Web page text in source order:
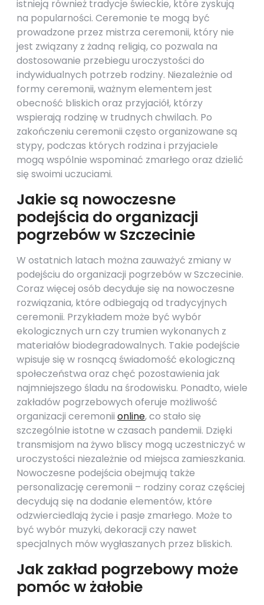
istnieją również tradycje świeckie, które zyskują
na popularności. Ceremonie te mogą być
prowadzone przez mistrza ceremonii, który nie
jest związany z żadną religią, co pozwala na
dostosowanie przebiegu uroczystości do
indywidualnych potrzeb rodziny. Niezależnie od
formy ceremonii, ważnym elementem jest
obecność bliskich oraz przyjaciół, którzy
wspierają rodzinę w trudnych chwilach. Po
zakończeniu ceremonii często organizowane są
stypy, podczas których rodzina i przyjaciele
mogą wspólnie wspominać zmarłego oraz dzielić
się swoimi uczuciami.
Jakie są nowoczesne
podejścia do organizacji
pogrzebów w Szczecinie
W ostatnich latach można zauważyć zmiany w
podejściu do organizacji pogrzebów w Szczecinie.
Coraz więcej osób decyduje się na nowoczesne
rozwiązania, które odbiegają od tradycyjnych
ceremonii. Przykładem może być wybór
ekologicznych urn czy trumien wykonanych z
materiałów biodegradowalnych. Takie podejście
wpisuje się w rosnącą świadomość ekologiczną
społeczeństwa oraz chęć pozostawienia jak
najmniejszego śladu na środowisku. Ponadto, wiele
zakładów pogrzebowych oferuje możliwość
organizacji ceremonii online, co stało się
szczególnie istotne w czasach pandemii. Dzięki
transmisjom na żywo bliscy mogą uczestniczyć w
uroczystości niezależnie od miejsca zamieszkania.
Nowoczesne podejścia obejmują także
personalizację ceremonii – rodziny coraz częściej
decydują się na dodanie elementów, które
odzwierciedlają życie i pasje zmarłego. Może to
być wybór muzyki, dekoracji czy nawet
specjalnych mów wygłaszanych przez bliskich.
Jak zakład pogrzebowy może
pomóc w żałobie